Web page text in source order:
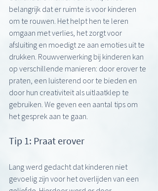
belangrijk dat er ruimte is voor kinderen
om te rouwen. Het helpt hen te leren
omgaan met verlies, het zorgt voor
afsluiting en moedigt ze aan emoties uit te
drukken. Rouwverwerking bij kinderen kan
op verschillende manieren: door erover te
praten, een luisterend oor te bieden en
door hun creativiteit als uitlaatklep te
gebruiken. We geven een aantal tips om
het gesprek aan te gaan.
Tip 1: Praat erover
Lang werd gedacht dat kinderen niet
gevoelig zijn voor het overlijden van een